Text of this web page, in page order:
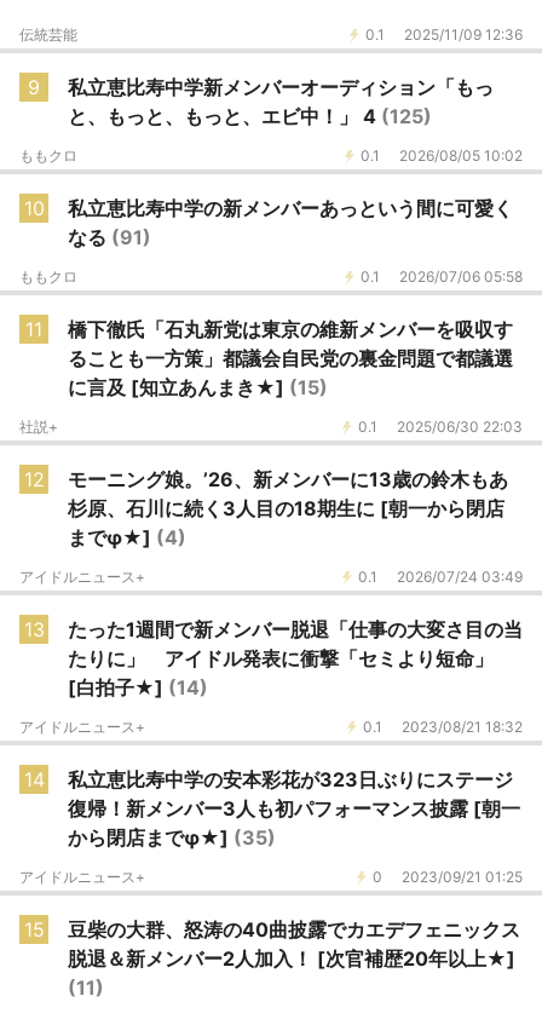
0.1 2025/11/09 12:36
伝統芸能
9
私立恵比寿中学新メンバーオーディション「もっ
と、もっと、もっと、エビ中！」 4 (125)
0.1 2026/08/05 10:02
ももクロ
10
私立恵比寿中学の新メンバーあっという間に可愛く
なる (91)
0.1 2026/07/06 05:58
ももクロ
11
橋下徹氏「石丸新党は東京の維新メンバーを吸収す
ることも一方策」都議会自民党の裏金問題で都議選
に言及 [知立あんまき★] (15)
0.1 2025/06/30 22:03
社説+
12
モーニング娘。’26、新メンバーに13歳の鈴木もあ
杉原、石川に続く3人目の18期生に [朝一から閉店
までφ★] (4)
0.1 2026/07/24 03:49
アイドルニュース+
13
たった1週間で新メンバー脱退「仕事の大変さ目の当
たりに」 アイドル発表に衝撃「セミより短命」
[白拍子★] (14)
0.1 2023/08/21 18:32
アイドルニュース+
14
私立恵比寿中学の安本彩花が323日ぶりにステージ
復帰！新メンバー3人も初パフォーマンス披露 [朝一
から閉店までφ★] (35)
0 2023/09/21 01:25
アイドルニュース+
15
豆柴の大群、怒涛の40曲披露でカエデフェニックス
脱退＆新メンバー2人加入！ [次官補歴20年以上★]
(11)